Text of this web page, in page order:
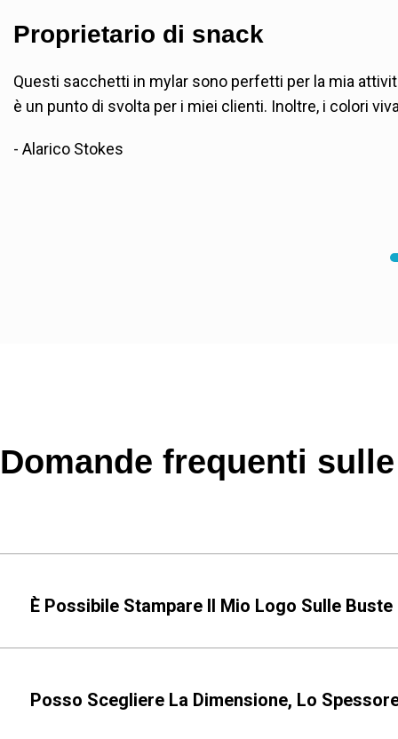
Proprietario di snack
Questi sacchetti in mylar sono perfetti per la mia
è un punto di svolta per i miei clienti. Inoltre, i colori
- Alarico Stokes
Domande frequenti
È Possibile Stampare Il Mio Logo Sulle
Posso Scegliere La Dimensione, Lo